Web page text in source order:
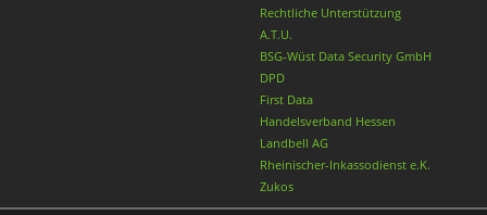
Rechtliche Unterstützung
A.T.U.
BSG-Wüst Data Security GmbH
DPD
First Data
Handelsverband Hessen
Landbell AG
Rheinischer-Inkassodienst e.K.
Zukos